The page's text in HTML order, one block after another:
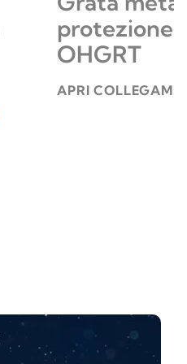
protezione
OHGRT
APRI